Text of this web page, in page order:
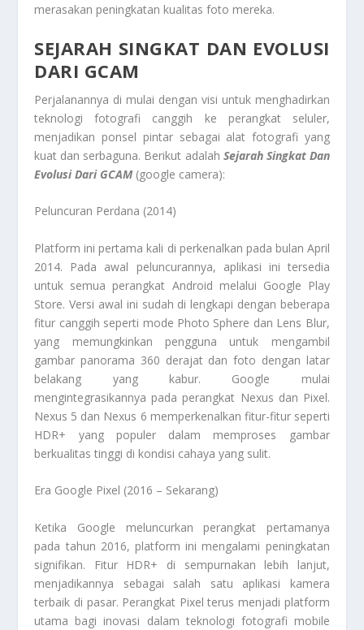
merasakan peningkatan kualitas foto mereka.
SEJARAH SINGKAT DAN EVOLUSI
DARI GCAM
Perjalanannya di mulai dengan visi untuk menghadirkan
teknologi fotografi canggih ke perangkat seluler,
menjadikan ponsel pintar sebagai alat fotografi yang
kuat dan serbaguna. Berikut adalah Sejarah Singkat Dan
Evolusi Dari GCAM (google camera):
Peluncuran Perdana (2014)
Platform ini pertama kali di perkenalkan pada bulan April
2014. Pada awal peluncurannya, aplikasi ini tersedia
untuk semua perangkat Android melalui Google Play
Store. Versi awal ini sudah di lengkapi dengan beberapa
fitur canggih seperti mode Photo Sphere dan Lens Blur,
yang memungkinkan pengguna untuk mengambil
gambar panorama 360 derajat dan foto dengan latar
belakang yang kabur. Google mulai
mengintegrasikannya pada perangkat Nexus dan Pixel.
Nexus 5 dan Nexus 6 memperkenalkan fitur-fitur seperti
HDR+ yang populer dalam memproses gambar
berkualitas tinggi di kondisi cahaya yang sulit.
Era Google Pixel (2016 – Sekarang)
Ketika Google meluncurkan perangkat pertamanya
pada tahun 2016, platform ini mengalami peningkatan
signifikan. Fitur HDR+ di sempurnakan lebih lanjut,
menjadikannya sebagai salah satu aplikasi kamera
terbaik di pasar. Perangkat Pixel terus menjadi platform
utama bagi inovasi dalam teknologi fotografi mobile